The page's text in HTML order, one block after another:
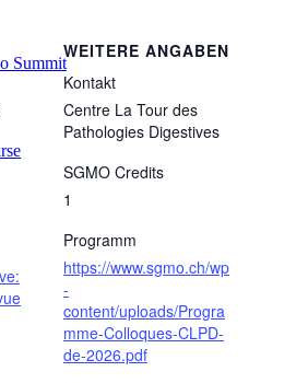
Summit
WEITERE ANGABEN
Kontakt
Centre La Tour des
Pathologies Digestives
SGMO Credits
1
Programm
https://www.sgmo.ch/wp
-
content/uploads/Progra
mme-Colloques-CLPD-
de-2026.pdf